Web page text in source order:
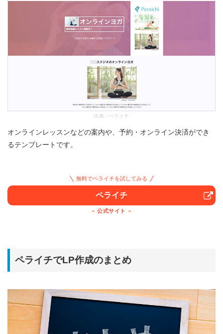
出典： ペライチ
オンラインレッスンなどの案内や、予約・オンライン決済ができ
るテンプレートです。
無料でペライチを試してみる
ペライチ
公式サイト
ペライチでLP作成のまとめ